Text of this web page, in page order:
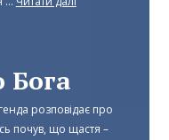
Бога
розповідає про
почув, що щастя –